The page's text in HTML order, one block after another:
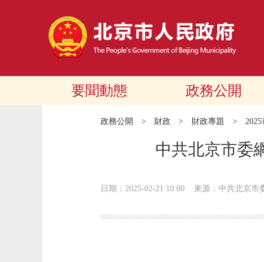
要聞動態 政務公開
政務公開 > 財政 > 財政專題 >
中共北京市委
日期：2025-02-21 10:00 來源：中共北京市